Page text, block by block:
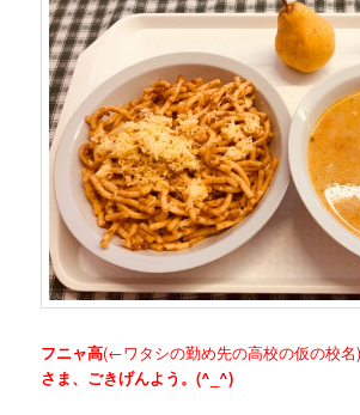
ツ
へ
移
へ
移
動
フニャ高(←ワタシの勤め先の高校の仮の校名
さま、ごきげんよう。(^_^)